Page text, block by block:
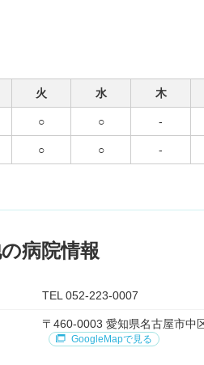
火 水 木
○ ○ -
○ ○ -
病院情報
TEL 052-223-0007
〒460-0003 愛知県名古屋市中
GoogleMapで見る